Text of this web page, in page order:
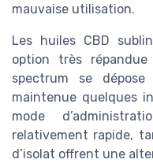
mauvaise utilisation.
Les huiles CBD
option très
spectrum se
maintenue quelques
mode
relativement rapide,
d’isolat offrent une